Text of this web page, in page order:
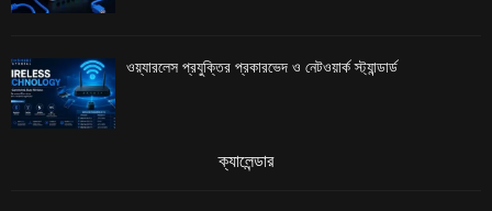
ওয়্যারলেস প্রযুক্তির প্রকারভেদ ও নেটওয়ার্ক স্ট্যান্ডার্ড
ক্যালেন্ডার